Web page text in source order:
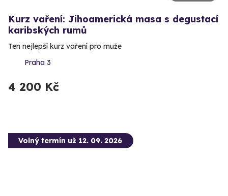
Kurz vaření: Jihoamerická masa s degustací
karibských rumů
Ten nejlepší kurz vaření pro muže
Praha 3
4 200 Kč
Volný termín už 12. 09. 2026